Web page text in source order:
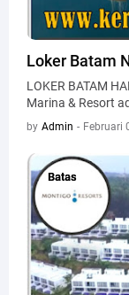
Loker Batam
LOKER BATAM
Marina & Resort
by Admin - Februari
Batas
Batas